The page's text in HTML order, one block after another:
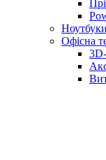
Ноутбуки
Офісна